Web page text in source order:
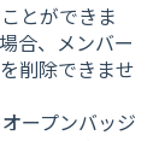
とができま
合、メンバー
削除できませ
ープンバッジ